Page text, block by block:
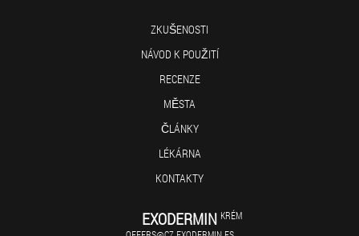
ZKUŠENOSTI
NÁVOD K POUŽITÍ
RECENZE
MĚSTA
ČLÁNKY
LÉKÁRNA
KONTAKTY
EXODERMIN KRÉM